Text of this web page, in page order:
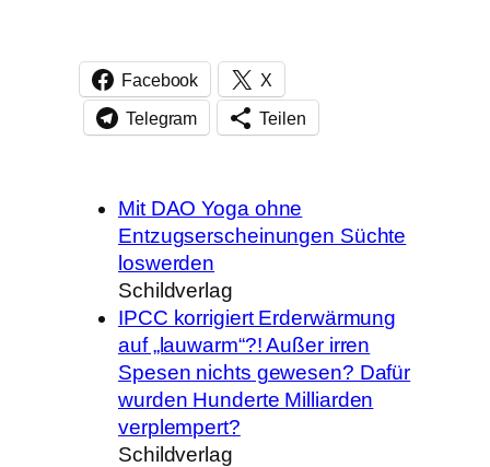
Facebook X
Telegram Teilen
Mit DAO Yoga ohne
Entzugserscheinungen Süchte
loswerden
Schildverlag
IPCC korrigiert Erderwärmung
auf „lauwarm“?! Außer irren
Spesen nichts gewesen? Dafür
wurden Hunderte Milliarden
verplempert?
Schildverlag